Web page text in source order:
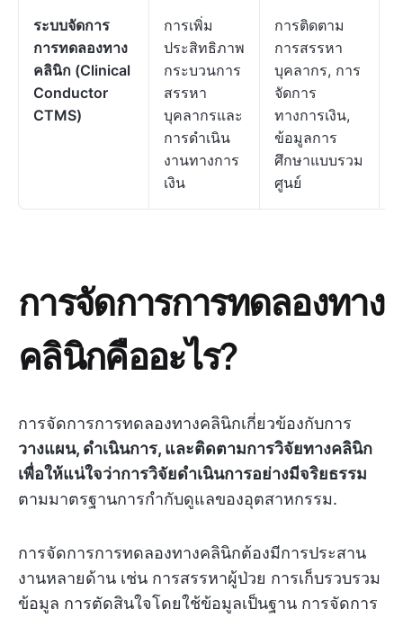
ระบบจัดการ
การทดลองทาง
คลินิก (Clinical
Conductor
CTMS)
การเพิ่ม
ประสิทธิภาพ
กระบวนการ
สรรหา
บุคลากรและ
การดำเนิน
งานทางการ
เงิน
การติดตาม
การสรรหา
บุคลากร, การ
จัดการ
ทางการเงิน,
ข้อมูลการ
ศึกษาแบบรวม
ศูนย์
การจัดการการทดลองทาง
คลินิกคืออะไร?
การจัดการการทดลองทางคลินิกเกี่ยวข้องกับการ
วางแผน, ดำเนินการ, และติดตามการวิจัยทางคลินิก
เพื่อให้แน่ใจว่าการวิจัยดำเนินการอย่างมีจริยธรรม
ตามมาตรฐานการกำกับดูแลของอุตสาหกรรม.
การจัดการการทดลองทางคลินิกต้องมีการประสาน
งานหลายด้าน เช่น การสรรหาผู้ป่วย การเก็บรวบรวม
ข้อมูล การตัดสินใจโดยใช้ข้อมูลเป็นฐาน การจัดการ